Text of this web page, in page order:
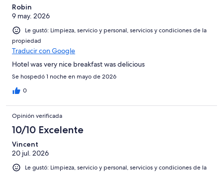
Robin
9 may. 2026
Le gustó: Limpieza, servicio y personal, servicios y condiciones de la
propiedad
Traducir con Google
Hotel was very nice breakfast was delicious
Se hospedó 1 noche en mayo de 2026
0
Opinión verificada
10/10 Excelente
Vincent
20 jul. 2026
Le gustó: Limpieza, servicio y personal, servicios y condiciones de la